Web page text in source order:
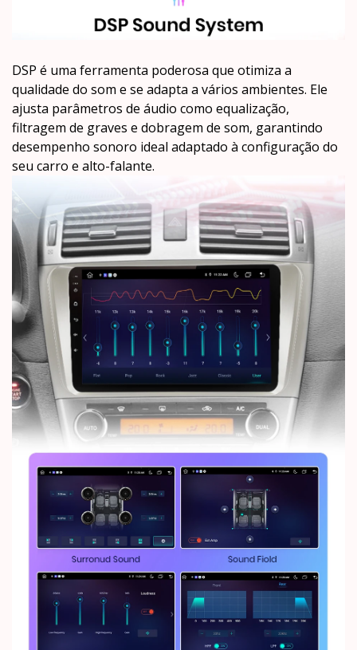
DSP é uma ferramenta poderosa que otimiza a
qualidade do som e se adapta a vários ambientes. Ele
ajusta parâmetros de áudio como equalização,
filtragem de graves e dobragem de som, garantindo
desempenho sonoro ideal adaptado à configuração do
seu carro e alto-falante.